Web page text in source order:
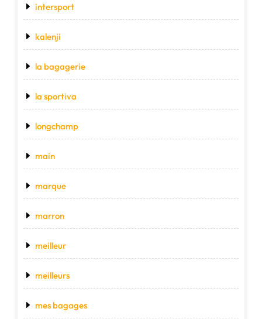
intersport
kalenji
la bagagerie
la sportiva
longchamp
main
marque
marron
meilleur
meilleurs
mes bagages